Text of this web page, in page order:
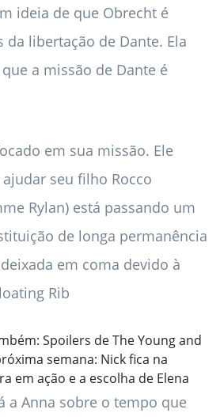
ideia de que Obrecht é
da libertação de Dante. Ela
a missão de Dante é
em sua missão. Ele
seu filho Rocco
Rylan) está passando um
de longa permanência
em coma devido à
Rib
Spoilers de The Young and
semana: Nick fica na
em ação e a escolha de Elena
a Anna sobre o tempo que